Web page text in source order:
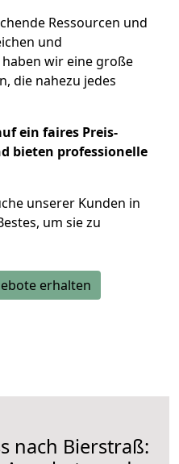
Ressourcen und
und
haben wir eine große
die nahezu jedes
ein faires Preis-
bieten professionelle
unserer Kunden in
um sie zu
erhalten
nach Bierstraß: